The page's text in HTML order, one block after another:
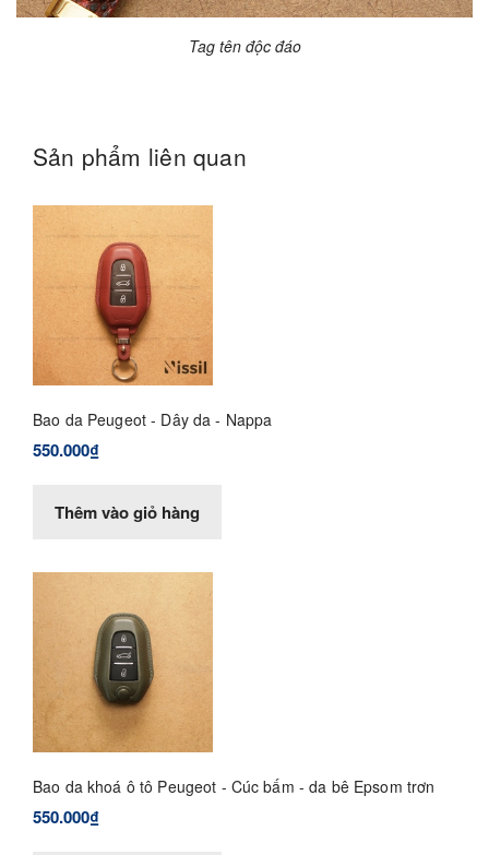
Tag tên độc đáo
Sản phẩm liên quan
Bao da Peugeot - Dây da - Nappa
550.000₫
Thêm vào giỏ hàng
Bao da khoá ô tô Peugeot - Cúc bấm - da bê Epsom trơn
550.000₫